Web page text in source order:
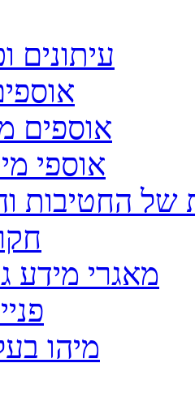
עיתונים
אוספים
אוספי
של החטיבות
מאגרי מידע
מיהו